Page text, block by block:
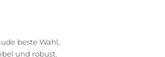
beste Wahl,
und robust.